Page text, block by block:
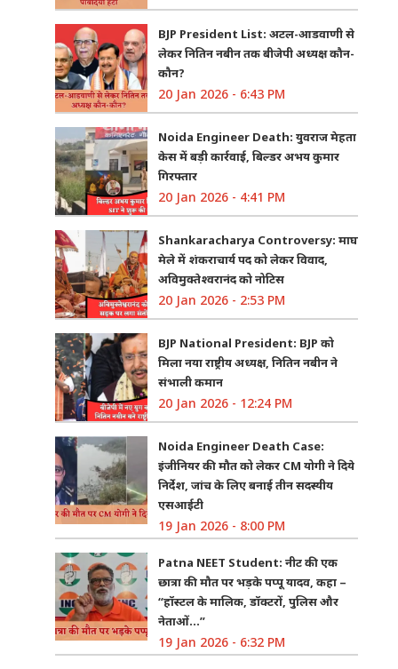
BJP President List: अटल-आडवाणी से
लेकर नितिन नबीन तक बीजेपी अध्यक्ष कौन-
कौन?
20 Jan 2026 - 6:43 PM
Noida Engineer Death: युवराज मेहता
केस में बड़ी कार्रवाई, बिल्डर अभय कुमार
गिरफ्तार
20 Jan 2026 - 4:41 PM
Shankaracharya Controversy: माघ
मेले में शंकराचार्य पद को लेकर विवाद,
अविमुक्तेश्वरानंद को नोटिस
20 Jan 2026 - 2:53 PM
BJP National President: BJP को
मिला नया राष्ट्रीय अध्यक्ष, नितिन नबीन ने
संभाली कमान
20 Jan 2026 - 12:24 PM
Noida Engineer Death Case:
इंजीनियर की मौत को लेकर CM योगी ने दिये
निर्देश, जांच के लिए बनाई तीन सदस्यीय
एसआईटी
19 Jan 2026 - 8:00 PM
Patna NEET Student: नीट की एक
छात्रा की मौत पर भड़के पप्पू यादव, कहा –
“हॉस्टल के मालिक, डॉक्टरों, पुलिस और
नेताओं…”
19 Jan 2026 - 6:32 PM